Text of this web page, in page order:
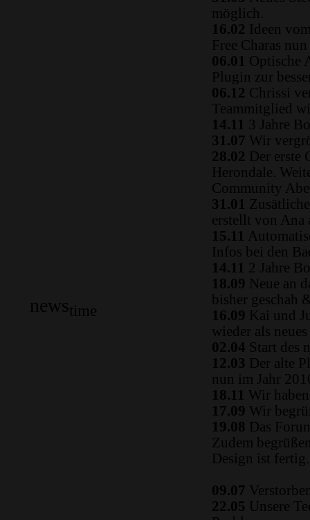
newstime
möglich.
16.02 Ideen
Free Charas
06.01 Optische
Plugin zur
06.12 Chrissi
Teammitglied
14.11 3 Jahre
31.07 Wir
28.02 Der erste
Herondale.
Community
31.01
erstellt von Ana
15.11
Infos bei den
14.11
2 Jahre
18.09 Neue an
bisher geschah
16.09 Kai und
wieder als
02.04 Start des
12.03 Der alte
nun im Jahr
18.11 Wir
17.09 Wir
19.08 Das
Zudem
Design ist fertig.
09.07
22.05 Unsere